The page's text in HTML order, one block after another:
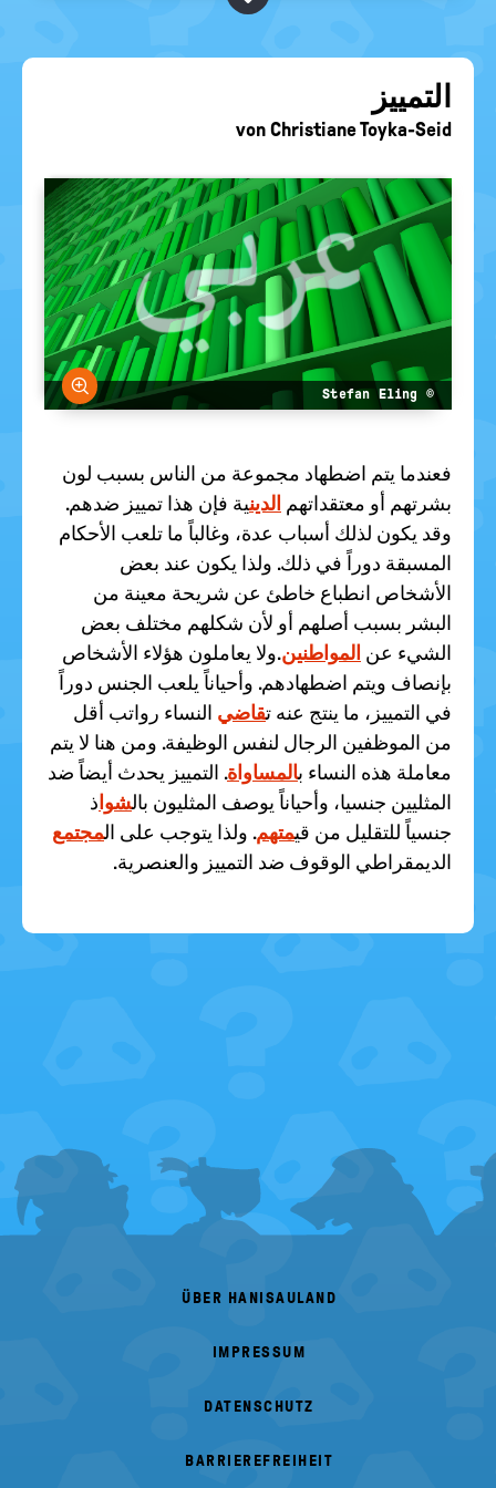
politische
EURE AKTUELLEN FRAGEN...
التمييز
von Christiane Toyka-Seid
© Stefan Eling
فعندما يتم اضطهاد مجموعة من الناس بسبب لون
بشرتهم أو معتقداتهم الدينية فإن هذا تمييز ضدهم.
وقد يكون لذلك أسباب عدة، وغالباً ما تلعب الأحكام
المسبقة دوراً في ذلك. ولذا يكون عند بعض
الأشخاص انطباع خاطئ عن شريحة معينة من
البشر بسبب أصلهم أو لأن شكلهم مختلف بعض
الشيء عن المواطنين.ولا يعاملون هؤلاء الأشخاص
بإنصاف ويتم اضطهادهم. وأحياناً يلعب الجنس دوراً
في التمييز، ما ينتج عنه تقاضي النساء رواتب أقل
من الموظفين الرجال لنفس الوظيفة. ومن هنا لا يتم
معاملة هذه النساء بالمساواة. التمييز يحدث أيضاً ضد
المثليين جنسيا، وأحياناً يوصف المثليون بالشوا ذ
جنسياً للتقليل من قيمتهم. ولذا يتوجب على المجتمع
الديمقراطي الوقوف ضد التمييز والعنصرية.
FOOTER
MENU
ÜBER HANISAULAND
IMPRESSUM
DATENSCHUTZ
BARRIEREFREIHEIT